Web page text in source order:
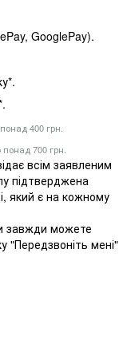
GooglePay).
400 грн.
700 грн.
всім заявленим
підтверджена
який є на кожному
завжди можете
"Передзвоніть мені"